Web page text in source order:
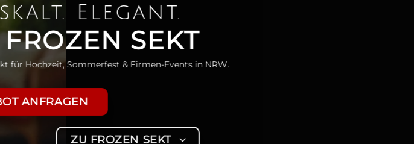
Elegant.
FROZEN SEKT
für Hochzeit, Sommerfest & Firmen-Events in NRW.
ANFRAGEN
ZU FROZEN SEKT